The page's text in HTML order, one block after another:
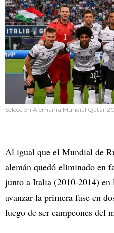
Selección Alemania Mundial Qatar
Al igual que el Mundial de
alemán quedó eliminado en
junto a Italia (2010-2014) en
avanzar la primera fase en
luego de ser campeones del